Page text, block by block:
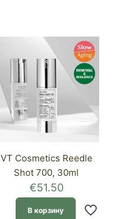
VT Cosmetics Reedle
Shot 700, 30ml
€51.50
В корзину